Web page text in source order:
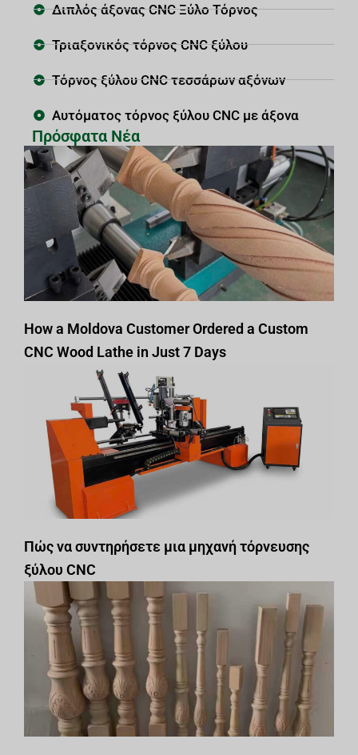
Διπλός άξονας CNC Ξύλο Τόρνος
Τριαξονικός τόρνος CNC ξύλου
Τόρνος ξύλου CNC τεσσάρων αξόνων
Αυτόματος τόρνος ξύλου CNC με άξονα
Πρόσφατα Νέα
How a Moldova Customer Ordered a Custom
CNC Wood Lathe in Just 7 Days
Πώς να συντηρήσετε μια μηχανή τόρνευσης
ξύλου CNC